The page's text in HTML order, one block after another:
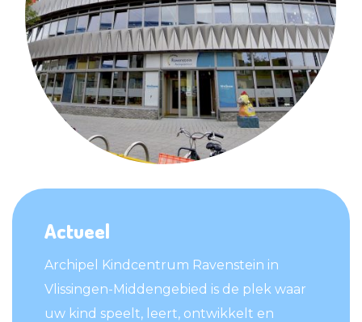
Actueel
Archipel Kindcentrum Ravenstein in
Vlissingen-Middengebied is de plek waar
uw kind speelt, leert, ontwikkelt en